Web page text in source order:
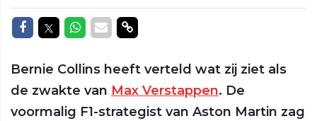
Delen op Facebook
Delen op Twitter
Delen op Whatsapp
Delen via Mail
Delen via link
Bernie Collins heeft verteld wat zij ziet als
de zwakte van Max Verstappen. De
voormalig F1-strategist van Aston Martin zag